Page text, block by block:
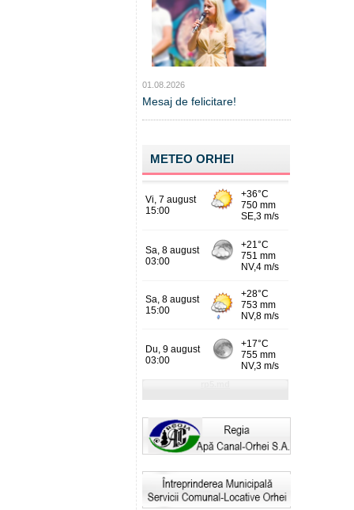
01.08.2026
Mesaj de felicitare!
METEO ORHEI